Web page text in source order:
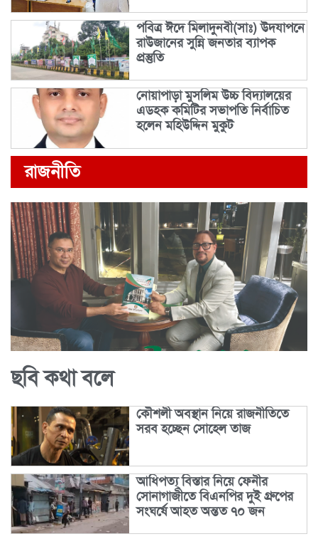
পবিত্র ঈদে মিলাদুনবী(সাঃ) উদযাপনে
রাউজানের সুন্নি জনতার ব্যাপক
প্রস্তুতি
নোয়াপাড়া মুসলিম উচ্চ বিদ্যালয়ের
এডহক কমিটির সভাপতি নির্বাচিত
হলেন মহিউদ্দিন মুকুট
রাজনীতি
ছবি কথা বলে
কৌশলী অবস্থান নিয়ে রাজনীতিতে
সরব হচ্ছেন সোহেল তাজ
আধিপত্য্ বিস্তার নিয়ে ফেনীর
সোনাগাজীতে বিএনপির দুই গ্রুপের
সংঘর্ষে আহত অন্তত ৭০ জন